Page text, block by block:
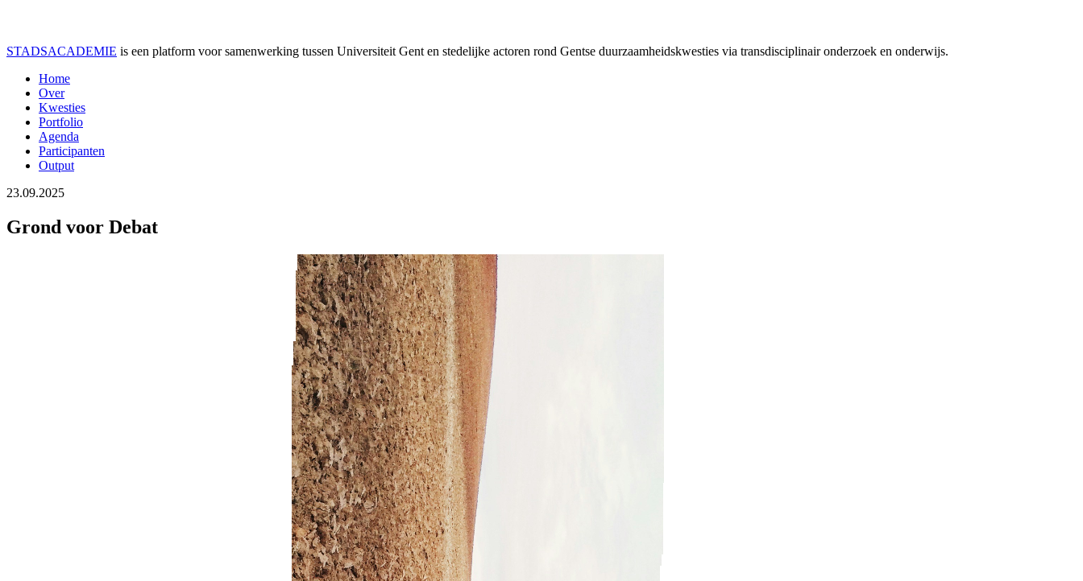
STADSACADEMIE is een platform voor samenwerking tussen Universiteit Gent en stedelijke actoren rond Gentse duurzaamheids­kwesties via transdisciplinair onderzoek en onderwijs.
Home
Over
Kwesties
Portfolio
Agenda
Participanten
Output
23.09.2025
Grond voor Debat